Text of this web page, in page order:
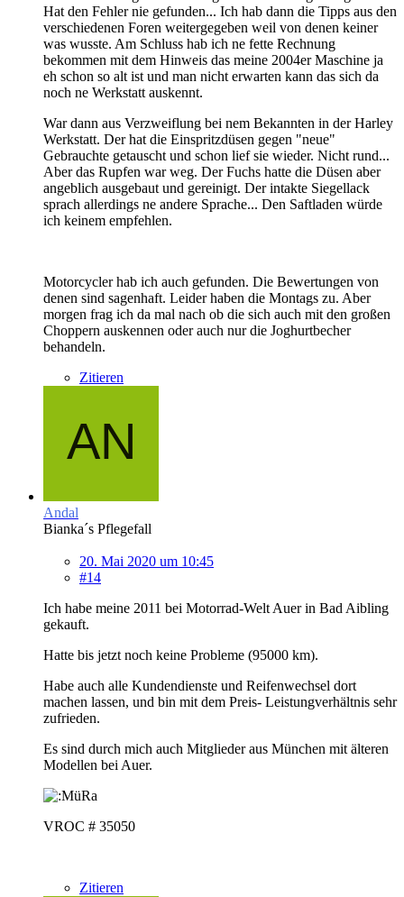
Hat den Fehler nie gefunden... Ich hab dann die Tipps aus den
verschiedenen Foren weitergegeben weil von denen keiner
was wusste. Am Schluss hab ich ne fette Rechnung
bekommen mit dem Hinweis das meine 2004er Maschine ja
eh schon so alt ist und man nicht erwarten kann das sich da
noch ne Werkstatt auskennt.
War dann aus Verzweiflung bei nem Bekannten in der Harley
Werkstatt. Der hat die Einspritzdüsen gegen "neue"
Gebrauchte getauscht und schon lief sie wieder. Nicht rund...
Aber das Rupfen war weg. Der Fuchs hatte die Düsen aber
angeblich ausgebaut und gereinigt. Der intakte Siegellack
sprach allerdings ne andere Sprache... Den Saftladen würde
ich keinem empfehlen.
Motorcycler hab ich auch gefunden. Die Bewertungen von
denen sind sagenhaft. Leider haben die Montags zu. Aber
morgen frag ich da mal nach ob die sich auch mit den großen
Choppern auskennen oder auch nur die Joghurtbecher
behandeln.
Zitieren
Andal
Bianka´s Pflegefall
20. Mai 2020 um 10:45
#14
Ich habe meine 2011 bei Motorrad-Welt Auer in Bad Aibling
gekauft.
Hatte bis jetzt noch keine Probleme (95000 km).
Habe auch alle Kundendienste und Reifenwechsel dort
machen lassen, und bin mit dem Preis- Leistungverhältnis sehr
zufrieden.
Es sind durch mich auch Mitglieder aus München mit älteren
Modellen bei Auer.
VROC # 35050
Zitieren